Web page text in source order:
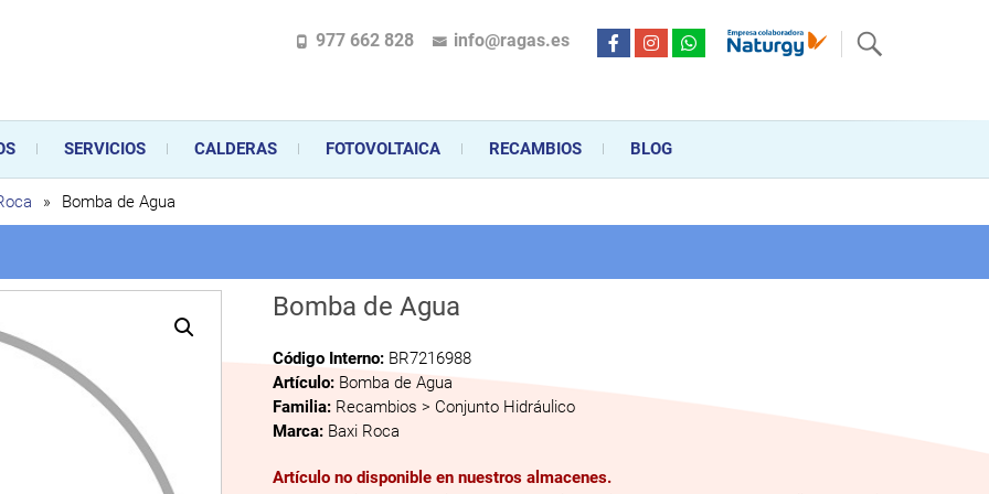
en la instalación, comercialización y mantenimiento de gas y electricidad desde hace más de 20 años . Acompañamos al cliente
aparatos de gas, climatización o electrodomésticos, desde el asesoramiento personalizado en la venta, montaje y reparación, hasta la
977 662 828 info@ragas.es
SERVICIOS CALDERAS FOTOVOLTAICA RECAMBIOS BLOG
» Bomba de Agua
Bomba de Agua
Código Interno: BR7216988
Artículo: Bomba de Agua
Familia: Recambios > Conjunto Hidráulico
Marca: Baxi Roca
Artículo no disponible en nuestros almacenes.